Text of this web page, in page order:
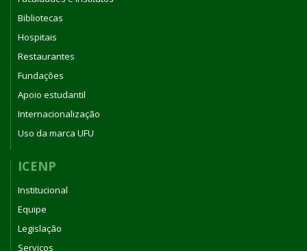
Bibliotecas
Hospitais
Restaurantes
Fundações
Apoio estudantil
Internacionalização
Uso da marca UFU
ICENP
Institucional
Equipe
Legislação
Serviços